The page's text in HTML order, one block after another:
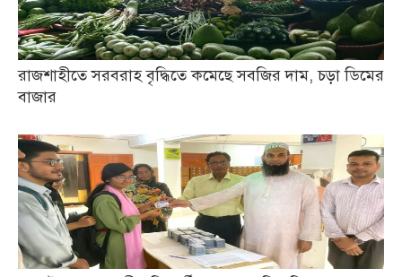
রাজশাহীতে সরবরাহ বৃদ্ধিতে কমেছে সবজির দাম, চড়া ডিমের
বাজার